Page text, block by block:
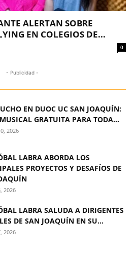
ALERTAN SOBRE
EN COLEGIOS DE...
0
- Publicidad -
EN DUOC UC SAN JOAQUÍN:
GRATUITA PARA TODA...
2026
LABRA ABORDA LOS
PROYECTOS Y DESAFÍOS DE
2026
LABRA SALUDA A DIRIGENTES
DE SAN JOAQUÍN EN SU...
2026